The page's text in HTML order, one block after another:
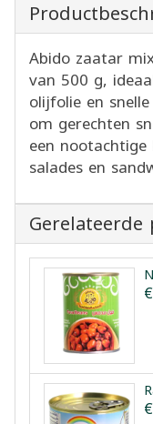
Abido zaatar
van 500 g,
olijfolie en
om gerechten
een
salades en